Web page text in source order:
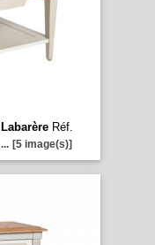
LabarèreRéf.
... [5 image(s)]